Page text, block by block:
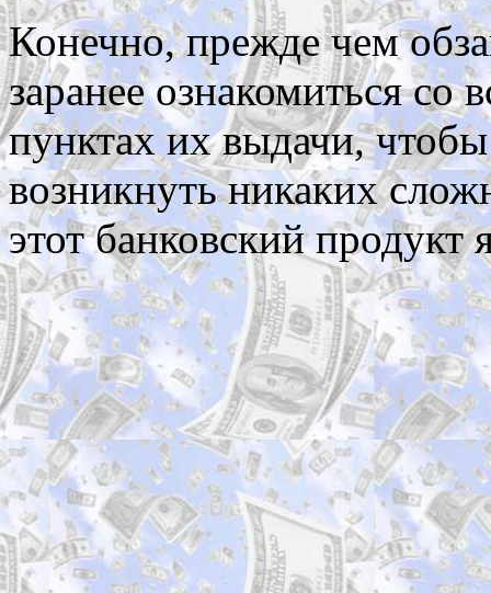
Конечно, прежде чем
заранее ознакомиться со
пунктах их выдачи,
возникнуть никаких
этот банковский продукт